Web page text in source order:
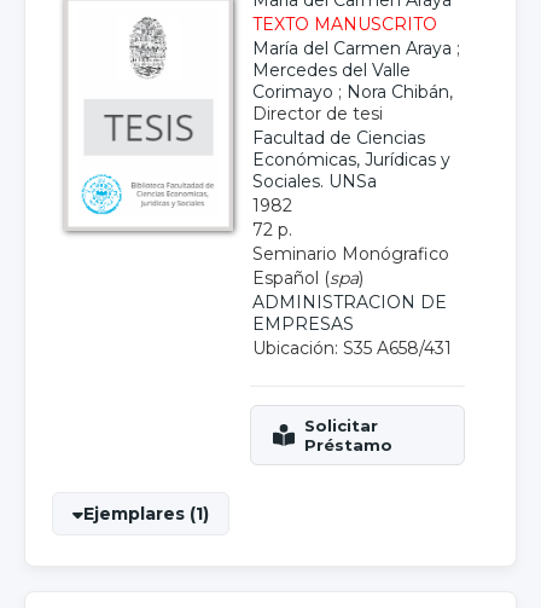
TEXTO MANUSCRITO
María del Carmen Araya ;
Mercedes del Valle
Corimayo ; Nora Chibán,
Director de tesi
Facultad de Ciencias
Económicas, Jurídicas y
Sociales. UNSa
1982
72 p.
Seminario Monógrafico
Español (spa)
ADMINISTRACION DE
EMPRESAS
Ubicación: S35 A658/431
Ejemplares (1)